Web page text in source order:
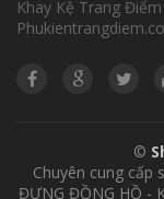
Khay Kệ Trang
©
Chuyên cung cấp
ĐỰNG ĐỒNG HỒ -